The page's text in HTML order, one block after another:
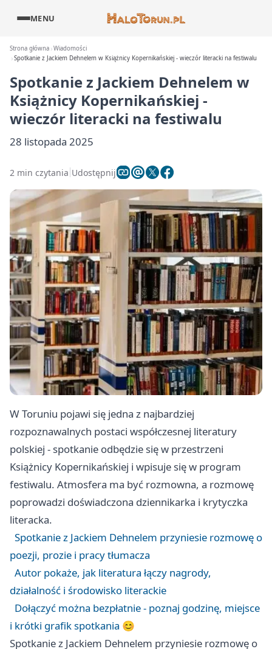
MENU
Strona główna Wiadomości
Spotkanie z Jackiem Dehnelem w Książnicy Kopernikańskiej - wieczór literacki na festiwalu
Spotkanie z Jackiem Dehnelem w
Książnicy Kopernikańskiej -
wieczór literacki na festiwalu
28 listopada 2025
2 min czytania Udostępnij
W Toruniu pojawi się jedna z najbardziej
rozpoznawalnych postaci współczesnej literatury
polskiej - spotkanie odbędzie się w przestrzeni
Książnicy Kopernikańskiej i wpisuje się w program
festiwalu. Atmosfera ma być rozmowna, a rozmowę
poprowadzi doświadczona dziennikarka i krytyczka
literacka.
Spotkanie z Jackiem Dehnelem przyniesie rozmowę o
poezji, prozie i pracy tłumacza
Autor pokaże, jak literatura łączy nagrody,
działalność i środowisko literackie
Dołączyć można bezpłatnie - poznaj godzinę, miejsce
i krótki grafik spotkania 😊
Spotkanie z Jackiem Dehnelem przyniesie rozmowę o